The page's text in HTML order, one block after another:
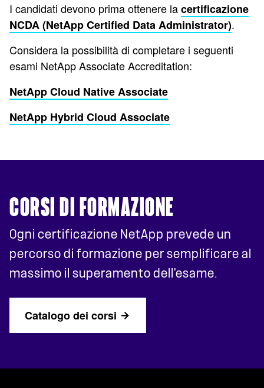
I candidati devono prima ottenere lacertificazione
NCDA (NetApp Certified Data Administrator).
Considera la possibilità di completare i seguenti
esami NetApp Associate Accreditation:
NetApp Cloud Native Associate
NetApp Hybrid Cloud Associate
CORSI DI FORMAZIONE
Ogni certificazione NetApp prevede un
percorso di formazione per semplificare al
massimo il superamento dell'esame.
Catalogo dei corsi